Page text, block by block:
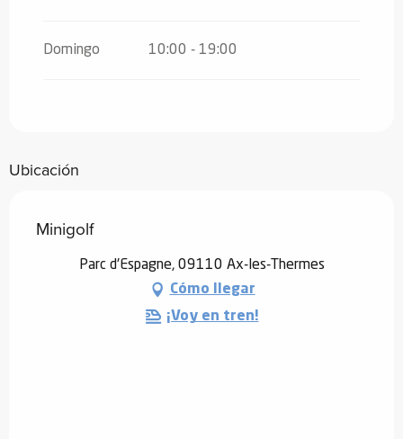
Domingo 10:00 - 19:00
Ubicación
Minigolf
Parc d'Espagne, 09110 Ax-les-Thermes
Cómo llegar
¡Voy en tren!